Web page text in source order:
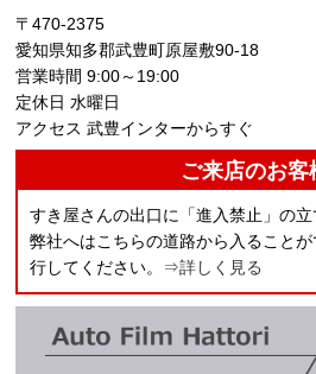
〒470-2375
愛知県知多郡武豊町原屋敷90-18
営業時間 9:00～19:00
定休日 水曜日
アクセス 武豊インターからすぐ
ご来店のお客
すき屋さんの出口に「進入禁止」の立
弊社へはこちらの道路から入ること
行してください。 ⇒詳しく見る